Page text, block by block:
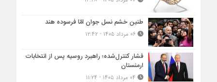
طنین خشم نسل جوان امّا فرسوده هند
۰۶ مرداد ۱۴۰۵ - ۱۲:۴۲
فشار کنترل‌شده؛ راهبرد روسیه پس از انتخابات
ارمنستان